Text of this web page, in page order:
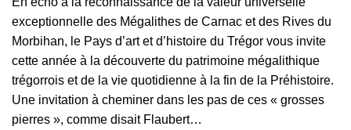
exceptionnelle des Mégalithes de Carnac et des Rives du
Morbihan, le Pays d’art et d’histoire du Trégor vous invite
cette année à la découverte du patrimoine mégalithique
trégorrois et de la vie quotidienne à la fin de la Préhistoire.
Une invitation à cheminer dans les pas de ces « grosses
pierres », comme disait Flaubert…